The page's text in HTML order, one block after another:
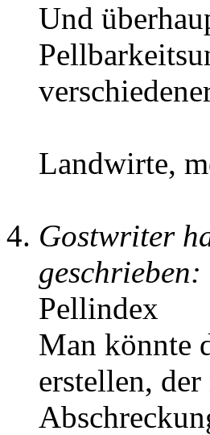
Und
Landwirte,
Gostwriter
geschrieben:
Pellindex
Man könnte
erstellen,